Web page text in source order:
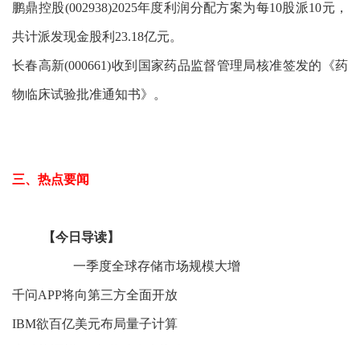
鹏鼎控股(002938)2025年度利润分配方案为每10股派10元，
共计派发现金股利23.18亿元。
长春高新(000661)收到国家药品监督管理局核准签发的《药
物临床试验批准通知书》。
三、热点要闻
【今日导读】
一季度全球存储市场规模大增
千问APP将向第三方全面开放
IBM欲百亿美元布局量子计算